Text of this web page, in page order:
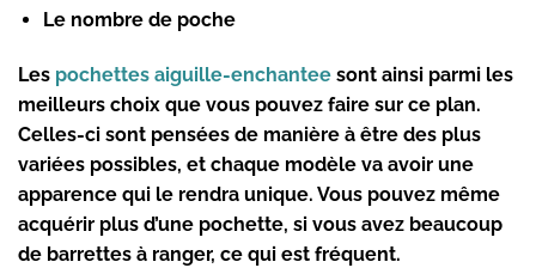
Le nombre de poche
Les pochettes aiguille-enchantee sont ainsi parmi les
meilleurs choix que vous pouvez faire sur ce plan.
Celles-ci sont pensées de manière à être des plus
variées possibles, et chaque modèle va avoir une
apparence qui le rendra unique. Vous pouvez même
acquérir plus d’une pochette, si vous avez beaucoup
de barrettes à ranger, ce qui est fréquent.